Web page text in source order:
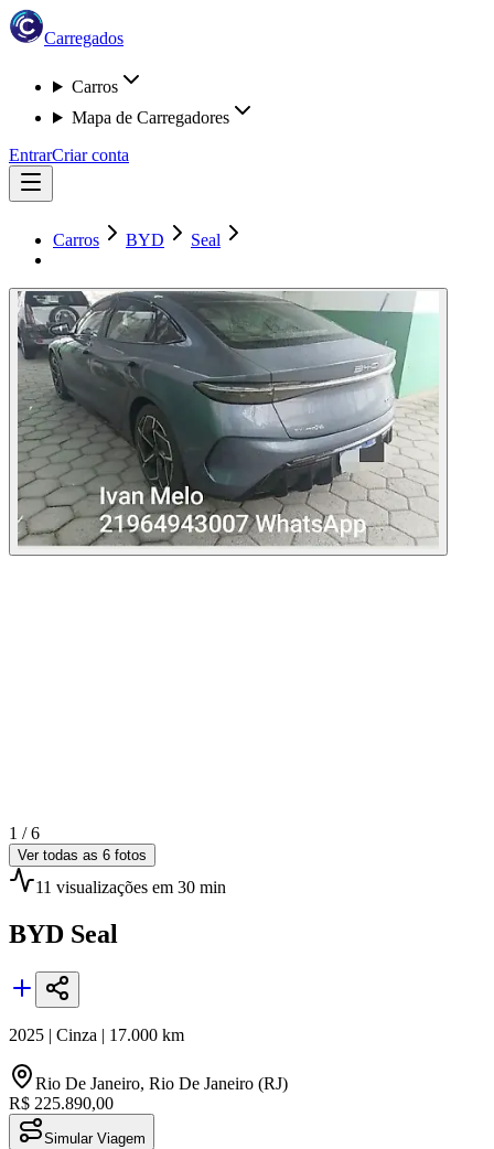
Carregados
Carros
Mapa de Carregadores
EntrarCriar conta
Carros BYD Seal
1 /6
Ver todas as 6 fotos
11 visualizações em 30 min
BYD Seal
2025 | Cinza | 17.000 km
Rio De Janeiro, Rio De Janeiro (RJ)
R$ 225.890,00
Simular Viagem